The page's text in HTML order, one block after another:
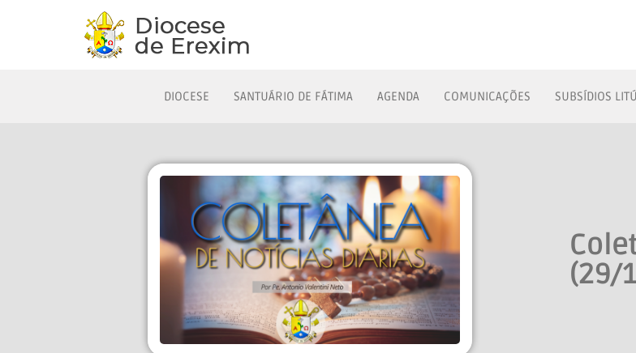
DIOCESE SANTUÁRIO DE FÁTIMA AGENDA COMUNICAÇÕES SUBSÍDIOS
(29/